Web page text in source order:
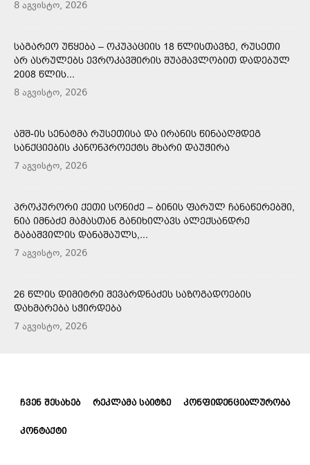
8 აგვისტო, 2026
ᲡᲐᲒᲐᲠᲔᲝ ᲣᲬᲧᲔᲑᲐ – ᲝᲙᲣᲞᲐᲪᲘᲘᲡ 18 ᲬᲚᲘᲡᲗᲐᲕᲖᲔ, ᲠᲣᲡᲔᲗᲘ
ᲐᲠ ᲐᲡᲠᲣᲚᲔᲑᲡ ᲔᲕᲠᲝᲙᲐᲕᲨᲘᲠᲘᲡ ᲨᲣᲐᲛᲐᲕᲚᲝᲑᲘᲗ ᲓᲐᲓᲔᲑᲣᲚ
2008 ᲬᲚᲘᲡ...
8 აგვისტო, 2026
ᲐᲨᲨ-ᲘᲡ ᲡᲔᲜᲐᲢᲛᲐ ᲠᲣᲡᲔᲗᲘᲡᲐ ᲓᲐ ᲘᲠᲐᲜᲘᲡ ᲬᲘᲜᲐᲐᲦᲛᲓᲔᲒ
ᲡᲐᲜᲥᲪᲘᲔᲑᲘᲡ ᲙᲐᲜᲝᲜᲞᲠᲝᲔᲥᲢᲡ ᲛᲮᲐᲠᲘ ᲓᲐᲣᲭᲘᲠᲐ
7 აგვისტო, 2026
ᲞᲠᲝᲙᲣᲠᲝᲠᲘ ᲥᲔᲗᲘ ᲡᲝᲜᲘᲫᲔ – ᲑᲘᲜᲘᲡ ᲤᲐᲠᲣᲚ ᲩᲐᲜᲐᲬᲔᲠᲔᲑᲨᲘ,
ᲜᲘᲐ ᲘᲛᲜᲐᲫᲔ ᲛᲐᲛᲐᲡᲗᲐᲜ ᲒᲐᲜᲘᲮᲘᲚᲐᲕᲡ ᲐᲚᲔᲥᲡᲐᲜᲓᲠᲔ
ᲒᲐᲑᲐᲨᲕᲘᲚᲘᲡ ᲓᲐᲜᲐᲨᲐᲣᲚᲡ,...
7 აგვისტო, 2026
26 ᲬᲚᲘᲡ ᲓᲘᲛᲘᲢᲠᲘ ᲨᲔᲕᲐᲠᲓᲜᲐᲫᲔᲡ ᲡᲐᲖᲝᲒᲐᲓᲝᲔᲑᲘᲡ
ᲓᲐᲮᲛᲐᲠᲔᲑᲐ ᲡᲭᲘᲠᲓᲔᲑᲐ
7 აგვისტო, 2026
ᲩᲕᲔᲜ ᲨᲔᲡᲐᲮᲔᲑ ᲠᲔᲙᲚᲐᲛᲐ ᲡᲐᲘᲢᲖᲔ ᲙᲝᲜᲤᲘᲓᲔᲜᲪᲘᲐᲚᲣᲠᲝᲑᲐ
ᲙᲝᲜᲢᲐᲥᲢᲘ